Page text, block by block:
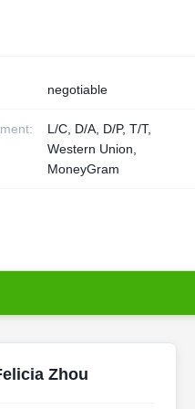
negotiable
L/C, D/A, D/P, T/T,
Western Union,
MoneyGram
Zhou